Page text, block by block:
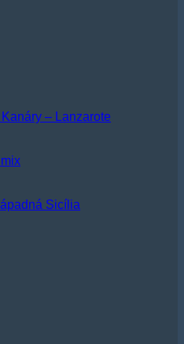
– Lanzarote
Sicília